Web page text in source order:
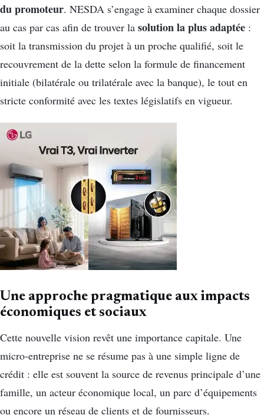
du promoteur. NESDA s’engage à examiner chaque dossier
au cas par cas afin de trouver la solution la plus adaptée :
soit la transmission du projet à un proche qualifié, soit le
recouvrement de la dette selon la formule de financement
initiale (bilatérale ou trilatérale avec la banque), le tout en
stricte conformité avec les textes législatifs en vigueur.
Une approche pragmatique aux impacts
économiques et sociaux
Cette nouvelle vision revêt une importance capitale. Une
micro-entreprise ne se résume pas à une simple ligne de
crédit : elle est souvent la source de revenus principale d’une
famille, un acteur économique local, un parc d’équipements
ou encore un réseau de clients et de fournisseurs.